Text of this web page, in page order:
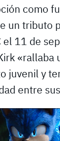
como
un tributo
el 11 de
«rallaba
juvenil y
entre